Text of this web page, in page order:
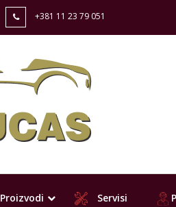
+381 11 23 79 051
Proizvodi Servisi